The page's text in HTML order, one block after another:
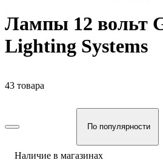
Лампы 12 вольт
Lighting Systems
43 товара
По популярности
Наличие в магазинах